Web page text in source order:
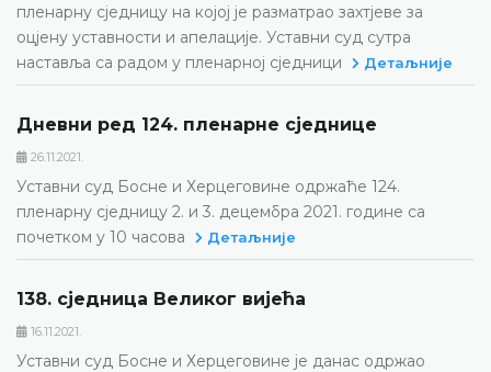
пленарну сједницу на којој је разматрао захтјеве за
оцјену уставности и апелације. Уставни суд сутра
наставља са радом у пленарној сједници
Детаљније
Дневни ред 124. пленарне сједнице
26.11.2021.
Уставни суд Босне и Херцеговине одржаће 124.
пленарну сједницу 2. и 3. децембра 2021. године са
почетком у 10 часова
Детаљније
138. сједница Великог вијећа
16.11.2021.
Уставни суд Босне и Херцеговине је данас одржао